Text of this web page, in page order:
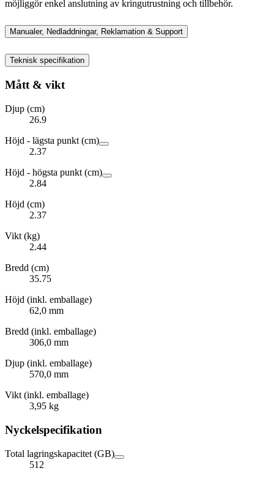
möjliggör enkel anslutning av kringutrustning och tillbehör.
Manualer, Nedladdningar, Reklamation & Support
Teknisk specifikation
Mått & vikt
Djup (cm)
26.9
Höjd - lägsta punkt (cm)
2.37
Höjd - högsta punkt (cm)
2.84
Höjd (cm)
2.37
Vikt (kg)
2.44
Bredd (cm)
35.75
Höjd (inkl. emballage)
62,0 mm
Bredd (inkl. emballage)
306,0 mm
Djup (inkl. emballage)
570,0 mm
Vikt (inkl. emballage)
3,95 kg
Nyckelspecifikation
Total lagringskapacitet (GB)
512